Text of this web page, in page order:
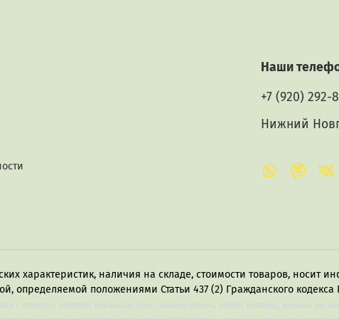
Наши
+7 (920) 292-
Нижний
характеристик, наличия на складе, стоимости товаров, носит
определяемой положениями Статьи 437 (2) Гражданского кодекса